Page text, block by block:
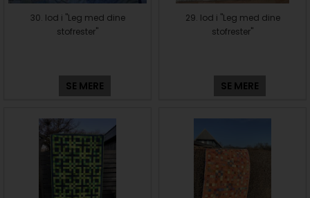
30. lod i "Leg med dine
stofrester"
SE MERE
29. lod i "Leg med dine
stofrester"
SE MERE